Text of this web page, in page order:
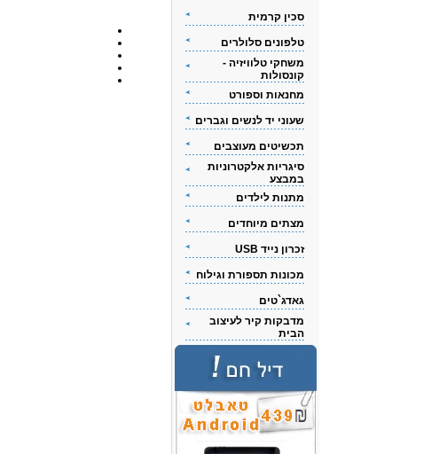
סכין קרמית
טלפונים סלולרים
משחקי טלוויזיה -
קונסולות
מחנאות וספורט
שעוני יד לנשים וגברים
תכשיטים מעוצבים
סיגריות אלקטרוניות
במבצע
מתנות לילדים
מצתים מיוחדים
זכרון נייד USB
מכונות תספורת וגילוח
גאדג`טים
מדבקות קיר לעיצוב
הבית